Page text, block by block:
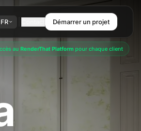
FR Démarrer un projet
au RenderThat Platform pour chaque client